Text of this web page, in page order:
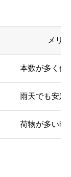
メリ
本数が多く停
雨天でも安定
荷物が多い時